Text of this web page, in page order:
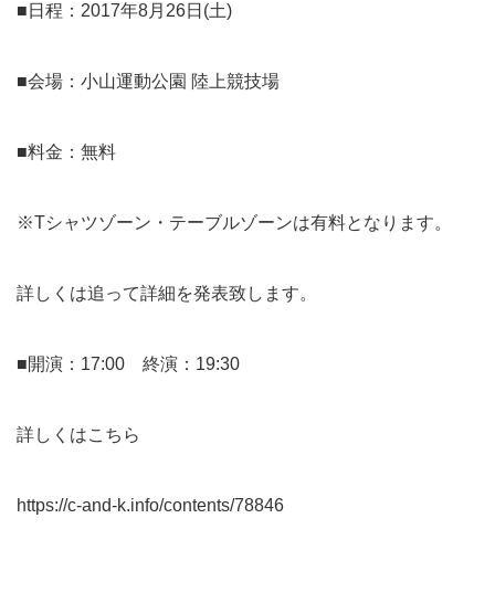
■日程：2017年8月26日(土)
■会場：小山運動公園 陸上競技場
■料金：無料
※Tシャツゾーン・テーブルゾーンは有料となります。
詳しくは追って詳細を発表致します。
■開演：17:00 終演：19:30
詳しくはこちら
https://c-and-k.info/contents/78846